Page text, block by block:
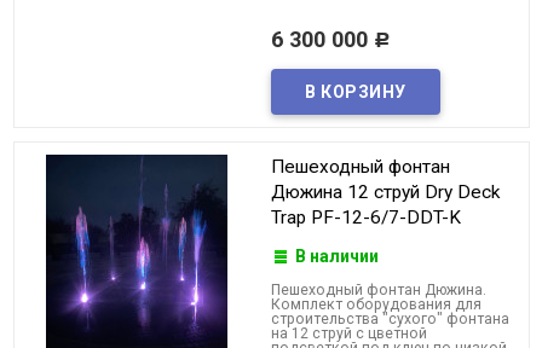
6 300 000 Р
Пешеходный фонтан
Дюжина 12 струй Dry Deck
Trap PF-12-6/7-DDT-K
В наличии
Пешеходный фонтан Дюжина.
Комплект оборудования для
строительства "сухого" фонтана
на 12 струй с цветной